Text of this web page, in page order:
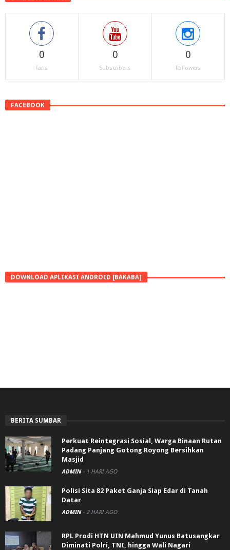
0
Fans
0
Subscribers
0
Followers
FACEBOOK
DOWNLOAD APLIKASI ANDROID [BAKABA]
BERITA SUMBAR
Perkuat Reintegrasi Sosial, Warga Binaan Rutan
Padang Panjang Gotong Royong Bersihkan
Masjid
ADMIN - 1 HARI AGO
Polisi Sita 82 Paket Ganja Siap Edar di Tanah
Datar
ADMIN - 2 HARI AGO
RPL Prodi HTN UIN Mahmud Yunus Batusangkar
Diminati Polri, TNI, hingga Wali Nagari